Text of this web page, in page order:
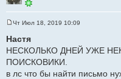
о
б
е
н
Чт Июл 18, 2019 10:09
Настя
НЕСКОЛЬКО ДНЕЙ УЖЕ
ПОИСКОВИКИ.
в лс что бы найти письмо